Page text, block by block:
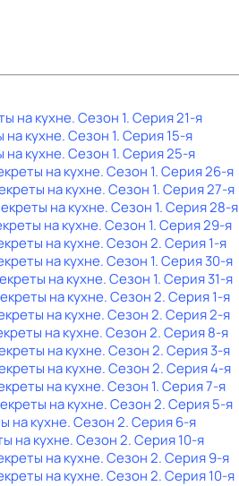
на кухне. Сезон 1. Серия 21-я
на кухне. Сезон 1. Серия 15-я
на кухне. Сезон 1. Серия 25-я
на кухне. Сезон 1. Серия 26-я
на кухне. Сезон 1. Серия 27-я
на кухне. Сезон 1. Серия 28-я
на кухне. Сезон 1. Серия 29-я
на кухне. Сезон 2. Серия 1-я
на кухне. Сезон 1. Серия 30-я
на кухне. Сезон 1. Серия 31-я
на кухне. Сезон 2. Серия 1-я
на кухне. Сезон 2. Серия 2-я
на кухне. Сезон 2. Серия 8-я
на кухне. Сезон 2. Серия 3-я
на кухне. Сезон 2. Серия 4-я
на кухне. Сезон 1. Серия 7-я
на кухне. Сезон 2. Серия 5-я
на кухне. Сезон 2. Серия 6-я
на кухне. Сезон 2. Серия 10-я
на кухне. Сезон 2. Серия 9-я
на кухне. Сезон 2. Серия 10-я